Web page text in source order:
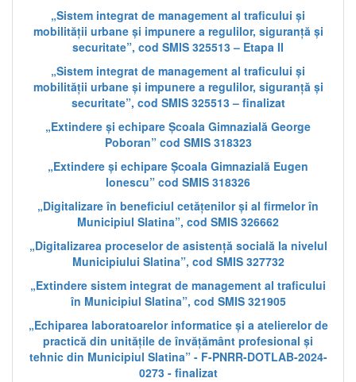
„Sistem integrat de management al traficului și
mobilității urbane și impunere a regulilor, siguranță și
securitate”, cod SMIS 325513 – Etapa II
„Sistem integrat de management al traficului și
mobilității urbane și impunere a regulilor, siguranță și
securitate”, cod SMIS 325513 – finalizat
„Extindere și echipare Școala Gimnazială George
Poboran” cod SMIS 318323
„Extindere și echipare Școala Gimnazială Eugen
Ionescu” cod SMIS 318326
„Digitalizare în beneficiul cetățenilor și al firmelor în
Municipiul Slatina”, cod SMIS 326662
„Digitalizarea proceselor de asistență socială la nivelul
Municipiului Slatina”, cod SMIS 327732
„Extindere sistem integrat de management al traficului
în Municipiul Slatina”, cod SMIS 321905
„Echiparea laboratoarelor informatice și a atelierelor de
practică din unitățile de învățământ profesional și
tehnic din Municipiul Slatina” - F-PNRR-DOTLAB-2024-
0273 - finalizat